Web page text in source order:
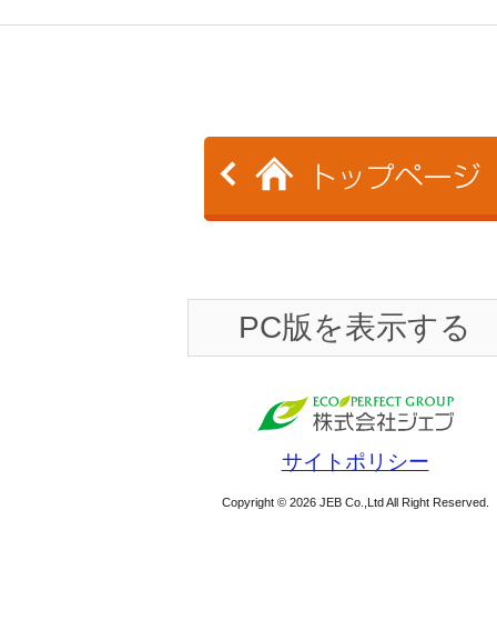
PC版を表示する
サイトポリシー
Copyright © 2026 JEB Co.,Ltd All Right Reserved.